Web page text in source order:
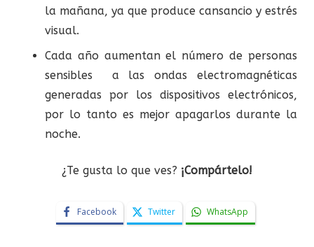
la mañana, ya que produce cansancio y estrés
visual.
Cada año aumentan el número de personas
sensibles a las ondas electromagnéticas
generadas por los dispositivos electrónicos,
por lo tanto es mejor apagarlos durante la
noche.
¿Te gusta lo que ves? ¡Compártelo!
Facebook Twitter WhatsApp